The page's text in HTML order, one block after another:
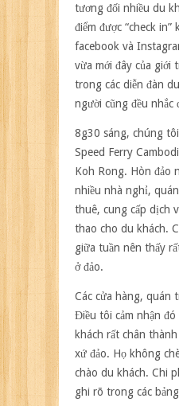
tương đối nhiều du
điểm được “check in”
facebook và
vừa mới đây của giới
trong các diễn đàn
người cũng đều nhắc
8g30 sáng, chúng
Speed Ferry
Koh Rong. Hòn đảo
nhiều nhà nghỉ,
thuê, cung cấp dịch
thao cho du khách.
giữa tuần nên thấy
ở đảo.
Các cửa hàng, quán
Điều tôi cảm nhận đó
khách rất chân
xứ đảo. Họ không
chào du khách. Chi
ghi rõ trong các